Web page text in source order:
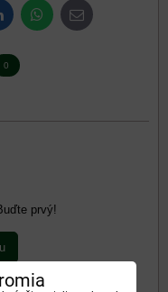
WhatsApp
E-
mail
0
prvý!